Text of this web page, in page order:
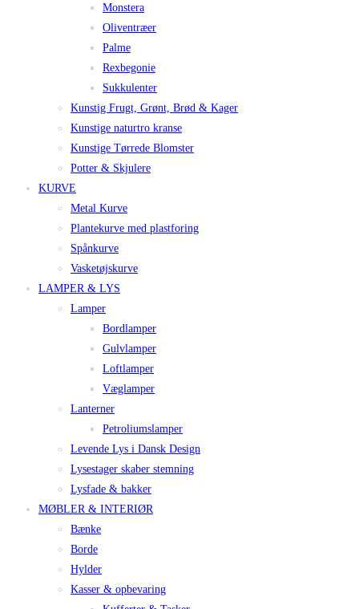
Monstera
Oliventræer
Palme
Rexbegonie
Sukkulenter
Kunstig Frugt, Grønt, Brød & Kager
Kunstige naturtro kranse
Kunstige Tørrede Blomster
Potter & Skjulere
KURVE
Metal Kurve
Plantekurve med plastforing
Spånkurve
Vasketøjskurve
LAMPER & LYS
Lamper
Bordlamper
Gulvlamper
Loftlamper
Væglamper
Lanterner
Petroliumslamper
Levende Lys i Dansk Design
Lysestager skaber stemning
Lysfade & bakker
MØBLER & INTERIØR
Bænke
Borde
Hylder
Kasser & opbevaring